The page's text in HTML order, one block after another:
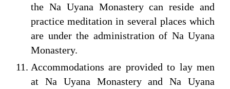
the Na Uyana Monastery can reside and
practice meditation in several places which
are under the administration of Na Uyana
Monastery.
Accommodations are provided to lay men
at Na Uyana Monastery and Na Uyana